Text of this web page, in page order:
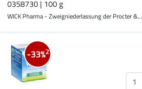
0358730 | 100 g
WICK Pharma - Zweigniederlassung der Procter &...
-33%2